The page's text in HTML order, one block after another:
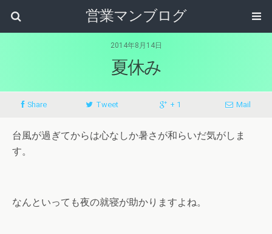
営業マンブログ
2014年8月14日
夏休み
Share Tweet + 1 Mail
台風が過ぎてからは心なしか暑さが和らいだ気がしま
す。
なんといっても夜の就寝が助かりますよね。